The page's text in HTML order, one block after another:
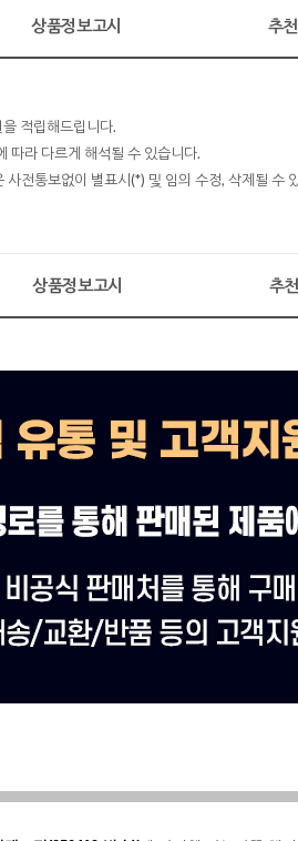
상품정보고시 추
을 적립해드립니다.
따라 다르게 해석될 수 있습니다.
전통보없이 별표시(*) 및 임의 수정, 삭제될 수
상품정보고시 추